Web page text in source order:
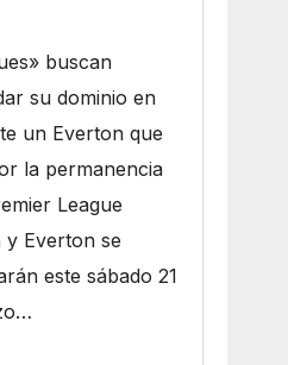
Bridge
buscan
su dominio en
un Everton que
la permanencia
League
y Everton se
este sábado 21